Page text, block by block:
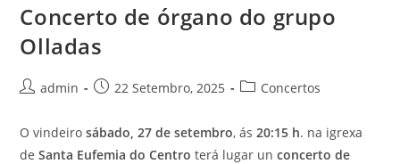
Concerto de órgano do grupo
Olladas
Autor
entrada:
admin
Publicación
entrada:
22 Setembro, 2025
Categoría
entrada:
Concertos
O vindeirosábado, 27 de setembro, ás 20:15 h. na igrexa
deSanta Eufemia do Centro terá lugar unconcerto de